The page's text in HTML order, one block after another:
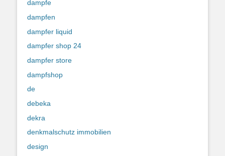
dampfe
dampfen
dampfer liquid
dampfer shop 24
dampfer store
dampfshop
de
debeka
dekra
denkmalschutz immobilien
design